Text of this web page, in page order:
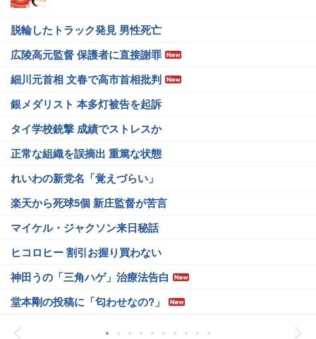
脱輪したトラック発見 男性死亡
広陵高元監督 保護者に直接謝罪
細川元首相 文春で高市首相批判
銀メダリスト 本多灯被告を起訴
タイ学校銃撃 成績でストレスか
正常な組織を誤摘出 重篤な状態
れいわの新党名「覚えづらい」
楽天から死球5個 新庄監督が苦言
マイケル・ジャクソン来日秘話
ヒコロヒー 割引お握り買わない
神田うの「三角ハゲ」治療法告白
堂本剛の投稿に「匂わせなの?」